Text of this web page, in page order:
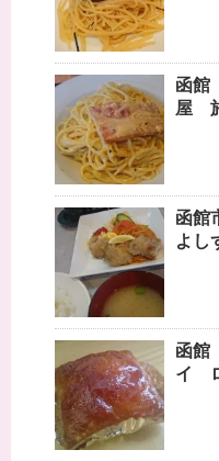
函館
屋
函館
よ
函
イ